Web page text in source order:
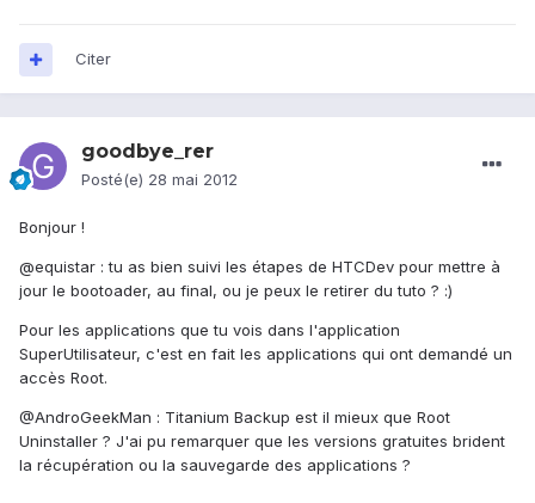
Citer
goodbye_rer
Posté(e) 28 mai 2012
Bonjour !
@equistar : tu as bien suivi les étapes de HTCDev pour mettre à
jour le bootoader, au final, ou je peux le retirer du tuto ? :)
Pour les applications que tu vois dans l'application
SuperUtilisateur, c'est en fait les applications qui ont demandé un
accès Root.
@AndroGeekMan : Titanium Backup est il mieux que Root
Uninstaller ? J'ai pu remarquer que les versions gratuites brident
la récupération ou la sauvegarde des applications ?